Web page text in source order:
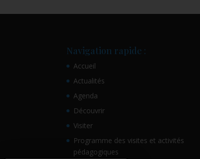
Navigation rapide :
Accueil
Actualités
Agenda
Découvrir
Visiter
Programme des visites et activités
pédagogiques